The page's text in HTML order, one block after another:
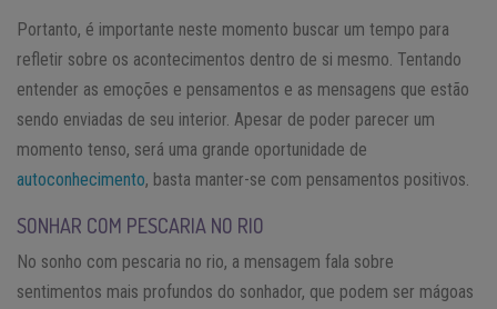
Portanto, é importante neste momento buscar um tempo para
refletir sobre os acontecimentos dentro de si mesmo. Tentando
entender as emoções e pensamentos e as mensagens que estão
sendo enviadas de seu interior. Apesar de poder parecer um
momento tenso, será uma grande oportunidade de
autoconhecimento, basta manter-se com pensamentos positivos.
SONHAR COM PESCARIA NO RIO
No sonho com pescaria no rio, a mensagem fala sobre
sentimentos mais profundos do sonhador, que podem ser mágoas